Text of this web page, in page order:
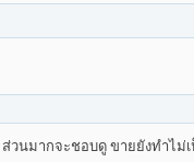
วนมากจะชอบดู ขายยังทำไม่เ